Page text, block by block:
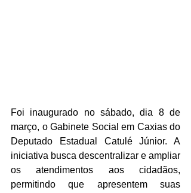
Foi inaugurado no sábado, dia 8 de
março, o Gabinete Social em Caxias do
Deputado Estadual Catulé Júnior. A
iniciativa busca descentralizar e ampliar
os atendimentos aos cidadãos,
permitindo que apresentem suas